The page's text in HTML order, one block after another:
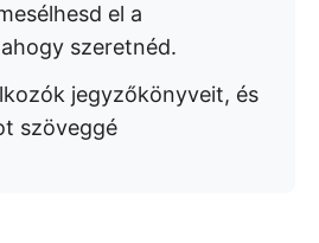
el a
szeretnéd.
jegyzőkönyveit, és
szöveggé